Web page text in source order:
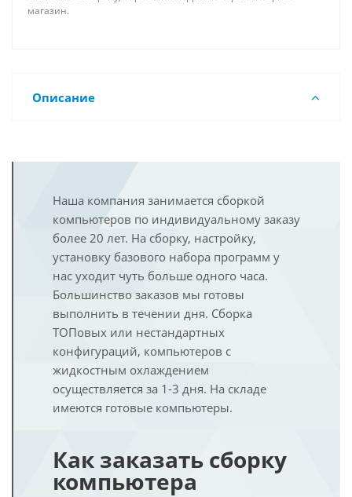
магазин.
Описание
Наша компания занимается сборкой
компьютеров по индивидуальному заказу
более 20 лет. На сборку, настройку,
установку базового набора программ у
нас уходит чуть больше одного часа.
Большинство заказов мы готовы
выполнить в течении дня. Сборка
ТОПовых или нестандартных
конфигураций, компьютеров с
жидкостным охлаждением
осуществляется за 1-3 дня. На складе
имеются готовые компьютеры.
Как заказать сборку
компьютера